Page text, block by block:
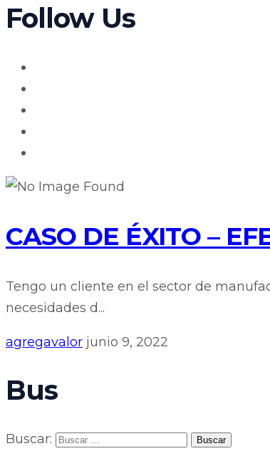
Follow Us
CASO DE ÉXITO –
Tengo un cliente en el sector de
necesidades d...
agregavalor junio 9, 2022
Bus
Buscar: